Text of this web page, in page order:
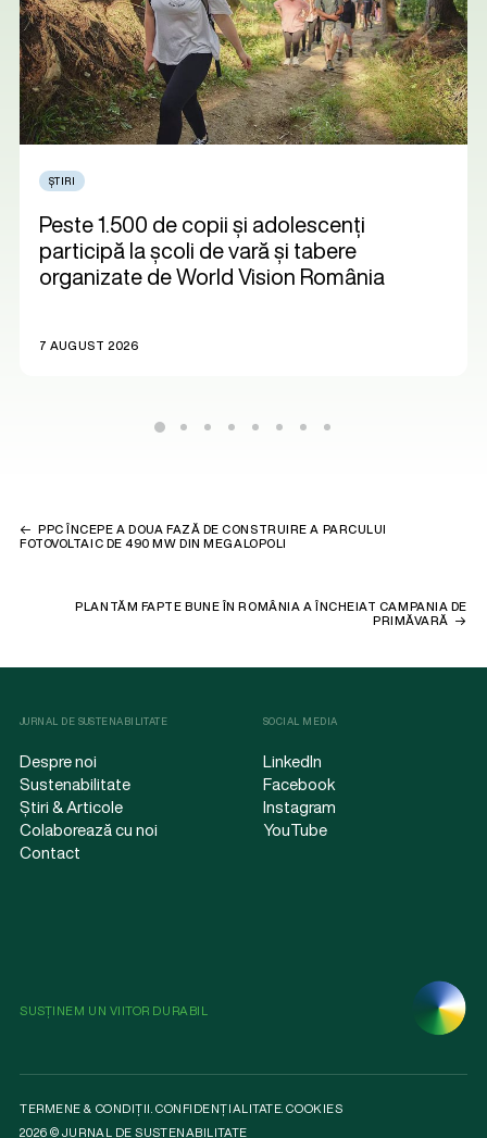
ȘTIRI
Peste 1.500 de copii și adolescenți
participă la școli de vară și tabere
organizate de World Vision România
7 AUGUST 2026
PPC ÎNCEPE A DOUA FAZĂ DE CONSTRUIRE A PARCULUI
FOTOVOLTAIC DE 490 MW DIN MEGALOPOLI
PLANTĂM FAPTE BUNE ÎN ROMÂNIA A ÎNCHEIAT CAMPANIA DE
PRIMĂVARĂ
JURNAL DE SUSTENABILITATE
Despre noi
Sustenabilitate
Știri & Articole
Colaborează cu noi
Contact
SOCIAL MEDIA
LinkedIn
Facebook
Instagram
YouTube
SUSȚINEM UN VIITOR DURABIL
TERMENE & CONDIȚII.CONFIDENȚIALITATE.COOKIES
2026 © JURNAL DE SUSTENABILITATE